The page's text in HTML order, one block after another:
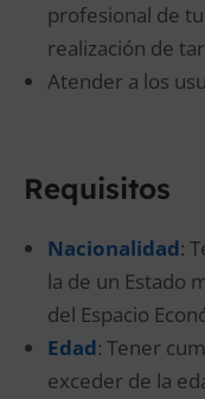
profesional de
realización de
Atender a los
Requisitos
Nacionalidad:
la de un Estado
del Espacio
Edad: Tener
exceder de la